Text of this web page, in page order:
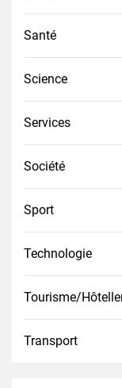
Santé
Science
Services
Société
Sport
Technologie
Tourisme/
Transport